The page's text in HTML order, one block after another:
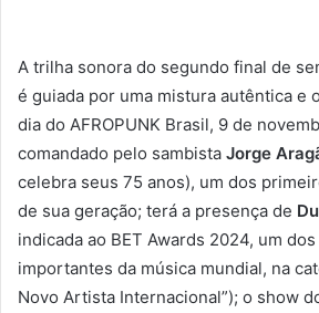
A trilha sonora do segundo final de
é guiada por uma mistura autêntica e
dia do AFROPUNK Brasil, 9 de
comandado pelo sambista Jorge
celebra seus 75 anos), um dos
de sua geração; terá a presença de
indicada ao BET Awards 2024, um
importantes da música mundial, na
Novo Artista Internacional”); o show